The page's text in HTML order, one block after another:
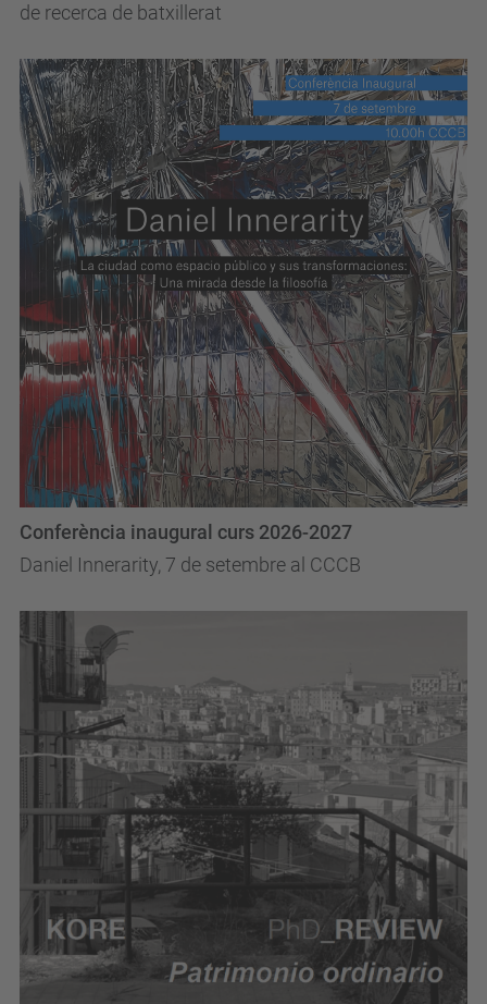
de recerca de batxillerat
Daniel Innerarity, 7 de setembre al CCCB
Conferència inaugural curs 2026-2027